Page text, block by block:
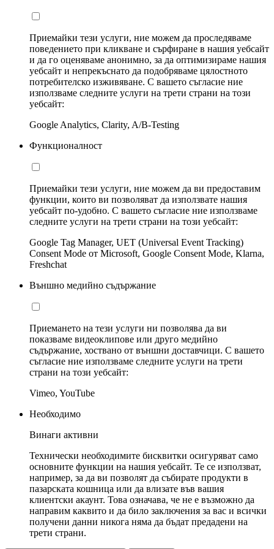
Приемайки тези услуги, ние можем да проследяваме
поведението при кликване и сърфиране в нашия уебсайт
и да го оценяваме анонимно, за да оптимизираме нашия
уебсайт и непрекъснато да подобряваме цялостното
потребителско изживяване. С вашето съгласие ние
използваме следните услуги на трети страни на този
уебсайт:
Google Analytics, Clarity, A/B-Testing
Функционалност
Приемайки тези услуги, ние можем да ви предоставим
функции, които ви позволяват да използвате нашия
уебсайт по-удобно. С вашето съгласие ние използваме
следните услуги на трети страни на този уебсайт:
Google Tag Manager, UET (Universal Event Tracking)
Consent Mode от Microsoft, Google Consent Mode, Klarna,
Freshchat
Външно медийно съдържание
Приемането на тези услуги ни позволява да ви
показваме видеоклипове или друго медийно
съдържание, хоствано от външни доставчици. С вашето
съгласие ние използваме следните услуги на трети
страни на този уебсайт:
Vimeo, YouTube
Необходимо
Винаги активни
Технически необходимите бисквитки осигуряват само
основните функции на нашия уебсайт. Те се използват,
например, за да ви позволят да събирате продукти в
пазарската кошница или да влизате във вашия
клиентски акаунт. Това означава, че не е възможно да
направим каквито и да било заключения за вас и всички
получени данни никога няма да бъдат предадени на
трети страни.